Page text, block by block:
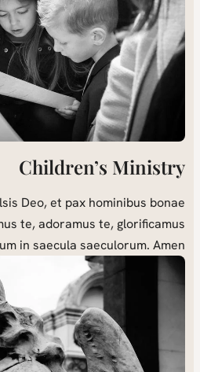
Children’s Ministry
Deo, et pax hominibus bonae
te, adoramus te, glorificamus
in saecula saeculorum. Amen.